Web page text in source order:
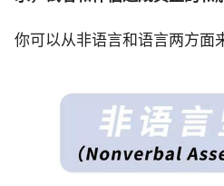
你可以从非语言和语言两方面